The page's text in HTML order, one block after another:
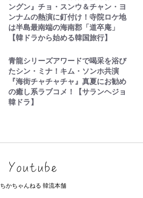
ングン』チョ・スンウ＆チャン・ヨ
ンナムの熱演に釘付け！寺院ロケ地
は半島最南端の海南郡「道卒庵」
【韓ドラから始める韓国旅行】
青龍シリーズアワードで喝采を浴び
たシン・ミナ！キム・ソンホ共演
『海街チャチャチャ』真夏にお勧め
の癒し系ラブコメ！【サランヘジョ
韓ドラ】
ちかちゃんねる 韓流本舗